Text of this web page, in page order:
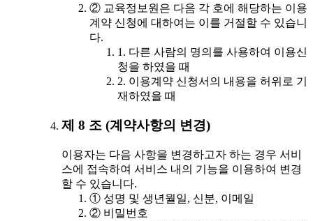
② 교육정보원은 다음 각 호에 해당하는 이용
계약 신청에 대하여는 이를 거절할 수 있습니
다.
1. 다른 사람의 명의를 사용하여 이용신
청을 하였을 때
2. 이용계약 신청서의 내용을 허위로 기
재하였을 때
제 8 조 (계약사항의 변경)
이용자는 다음 사항을 변경하고자 하는 경우 서비
스에 접속하여 서비스 내의 기능을 이용하여 변경
할 수 있습니다.
① 성명 및 생년월일, 신분, 이메일
② 비밀번호